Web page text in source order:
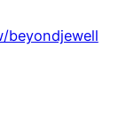
beyondjewell